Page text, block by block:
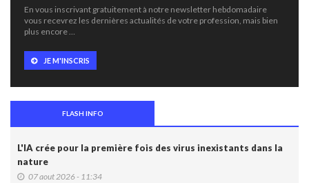
En vous inscrivant gratuitement à notre newsletter hebdomadaire
vous recevrez les dernières actualités de votre profession, mais bien
plus encore …
JE M'INSCRIS
FLASH INFO
L'IA crée pour la première fois des virus inexistants dans la
nature
07 aout 2026 - 11:34